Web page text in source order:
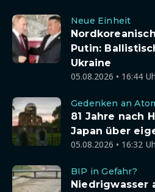
Neue Einheit
Putin:
Ukraine
05.08.2026 • 16:44
Gedenken an
81 Jahre nach
Japan über
05.08.2026 • 16:32
BIP in Gefahr?
Niedrigwasser